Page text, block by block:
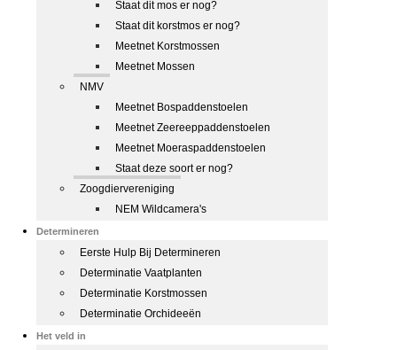
Staat dit mos er nog?
Staat dit korstmos er nog?
Meetnet Korstmossen
Meetnet Mossen
NMV
Meetnet Bospaddenstoelen
Meetnet Zeereeppaddenstoelen
Meetnet Moeraspaddenstoelen
Staat deze soort er nog?
Zoogdiervereniging
NEM Wildcamera's
Determineren
Eerste Hulp Bij Determineren
Determinatie Vaatplanten
Determinatie Korstmossen
Determinatie Orchideeën
Het veld in